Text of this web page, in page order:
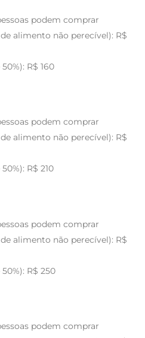
podem comprar
alimento não perecível): R$
R$ 160
podem comprar
alimento não perecível): R$
R$ 210
podem comprar
alimento não perecível): R$
R$ 250
podem comprar